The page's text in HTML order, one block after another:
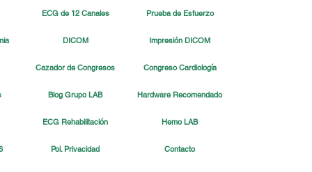
Print: La opción
imágenes DICOM
ECG de 12 Canales
DICOM
Cazador de Congresos
Blog Grupo LAB
ECG Rehabilitación
Pol. Privacidad
Prueba de Esfuerzo
Impresión DICOM
Congreso Cardiología
Hardware Recomendado
Hemo LAB
Contacto